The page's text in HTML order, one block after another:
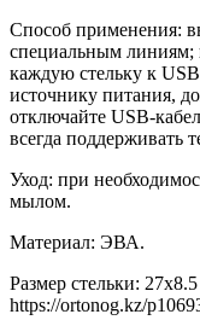
Способ применения:
специальным линиям;
каждую стельку к
источнику питания,
отключайте USB-
всегда поддерживать
Уход: при
мылом.
Материал: ЭВА.
Размер стельки:
https://ortonog.kz/